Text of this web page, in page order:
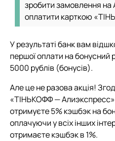
зробити замовлення на
оплатити карткою
У результаті банк вам
першої оплати на бонусний
5000 рублів (бонусів).
Але це не разова акція!
«ТІНЬКОФФ —
отримуєте 5% кэшбэк на
оплачуючи у всіх інших
отримаєте кэшбэк в 1%.